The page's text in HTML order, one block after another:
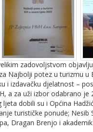
zadovoljstvom
Najbolji potez u turizmu u
i izdavačku djelatnost –
a za uži izbor odabrano
dobili su i Općina
turističke ponude;
Dragan Brenjo i